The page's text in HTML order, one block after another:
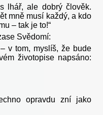
lhář, ale dobrý člověk.
mně musí každý, a kdo
– tak je to!“
Svědomí:
v tom, myslíš, že bude
životopise napsáno:
opravdu zní jako